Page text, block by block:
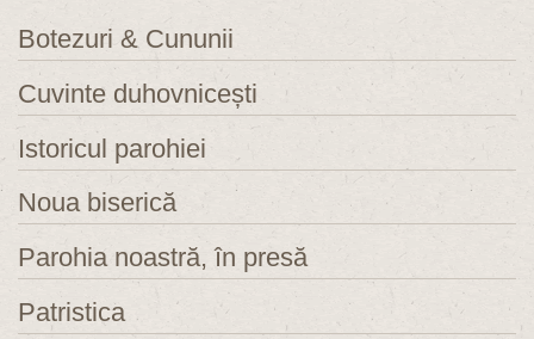
Botezuri & Cununii
Cuvinte duhovnicești
Istoricul parohiei
Noua biserică
Parohia noastră, în presă
Patristica